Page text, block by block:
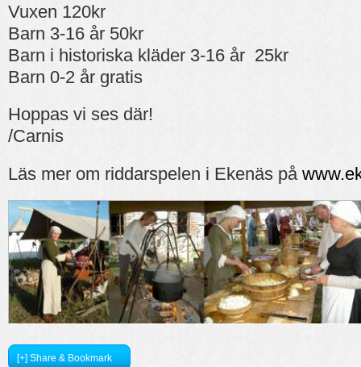
Vuxen 120kr
Barn 3-16 år 50kr
Barn i historiska kläder 3-16 år 25kr
Barn 0-2 år gratis
Hoppas vi ses där!
/Carnis
Läs mer om riddarspelen i Ekenäs på
[+] Share & Bookmark